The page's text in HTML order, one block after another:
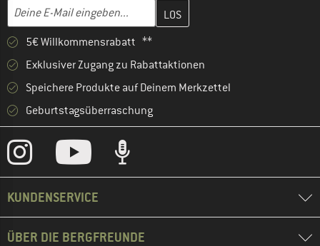
E-Mail-Adresse
Gib hier deine E-Mail-Adresse ein und erstelle im nächsten
5€ Willkommensrabatt **
Exklusiver Zugang zu Rabattaktionen
Speichere Produkte auf Deinem Merkzettel
Geburtstagsüberraschung
KUNDENSERVICE
ÜBER DIE BERGFREUNDE